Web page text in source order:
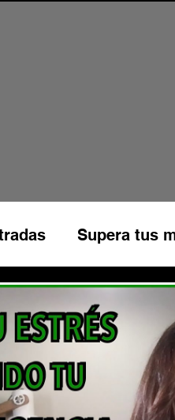
Supera tus
Gestión de